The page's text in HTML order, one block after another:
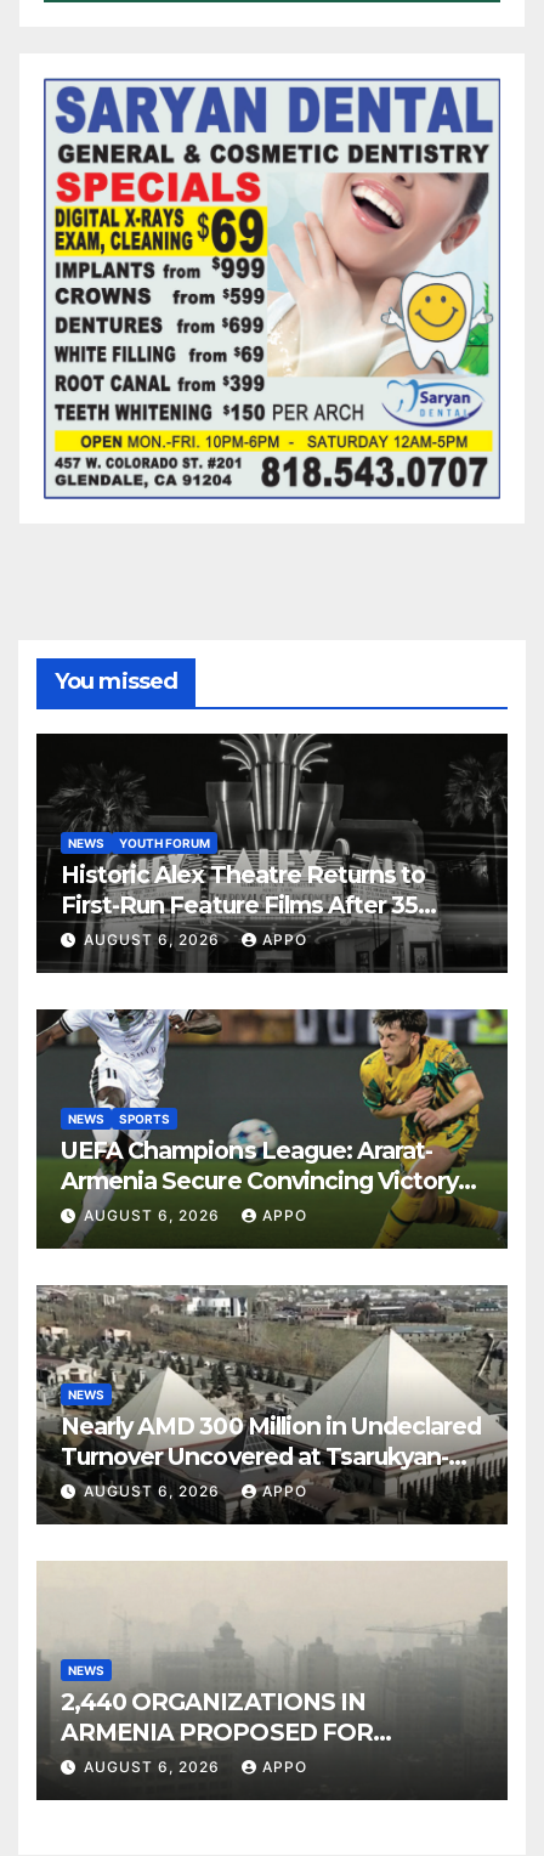
You missed
NEWS YOUTH FORUM
Historic Alex Theatre Returns to
First-Run Feature Films After 35
Years
AUGUST 6, 2026 APPO
NEWS SPORTS
UEFA Champions League: Ararat-
Armenia Secure Convincing Victory
Over Shamrock Rovers 2-0
AUGUST 6, 2026 APPO
NEWS
Nearly AMD 300 Million in Undeclared
Turnover Uncovered at Tsarukyan-
Owned Entertainment Center
AUGUST 6, 2026 APPO
NEWS
2,440 ORGANIZATIONS IN
ARMENIA PROPOSED FOR
INCLUSION IN LIST OF AIR
AUGUST 6, 2026 APPO